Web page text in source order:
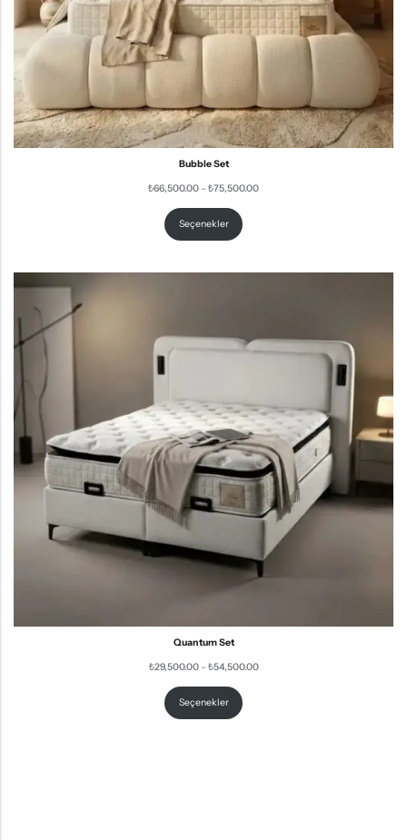
Bubble Set
₺66,500.00 –₺75,500.00
Seçenekler
Quantum Set
₺29,500.00 –₺54,500.00
Seçenekler